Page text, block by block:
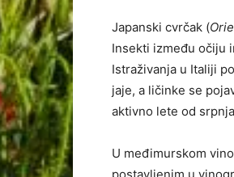
Japanski cvrčak (
Insekti između očiju
Istraživanja u Italiji
jaje, a ličinke se
aktivno lete od
U međimurskom